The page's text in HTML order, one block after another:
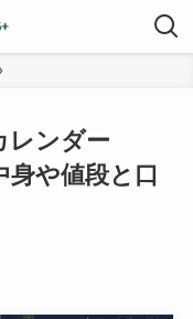
レンダー
身や値段と口